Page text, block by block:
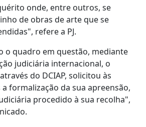
onde, entre outros, se
de obras de arte que se
refere a PJ.
o quadro em questão, mediante
judiciária internacional, o
do DCIAP, solicitou às
formalização da sua apreensão,
procedido à sua recolha",